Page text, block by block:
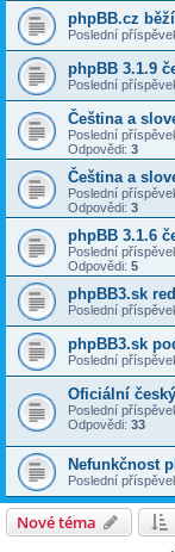
phpBB.cz
Poslední
phpBB 3.1.9
Poslední
Čeština a
Poslední
Odpovědi: 3
Čeština a
Poslední
Odpovědi: 3
phpBB 3.1.6
Poslední
Odpovědi: 5
phpBB3.sk
Poslední
phpBB3.sk
Poslední
Oficiální
Poslední
Odpovědi: 33
Nefunkčnost
Poslední
Nové téma